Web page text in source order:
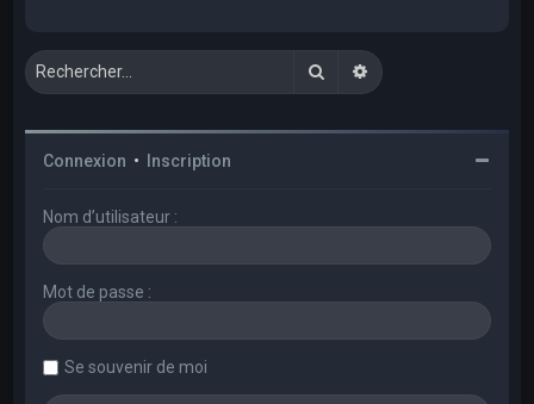
RechercherRecherche avancée
Connexion • Inscription
Nom d’utilisateur :
Mot de passe :
Se souvenir de moi